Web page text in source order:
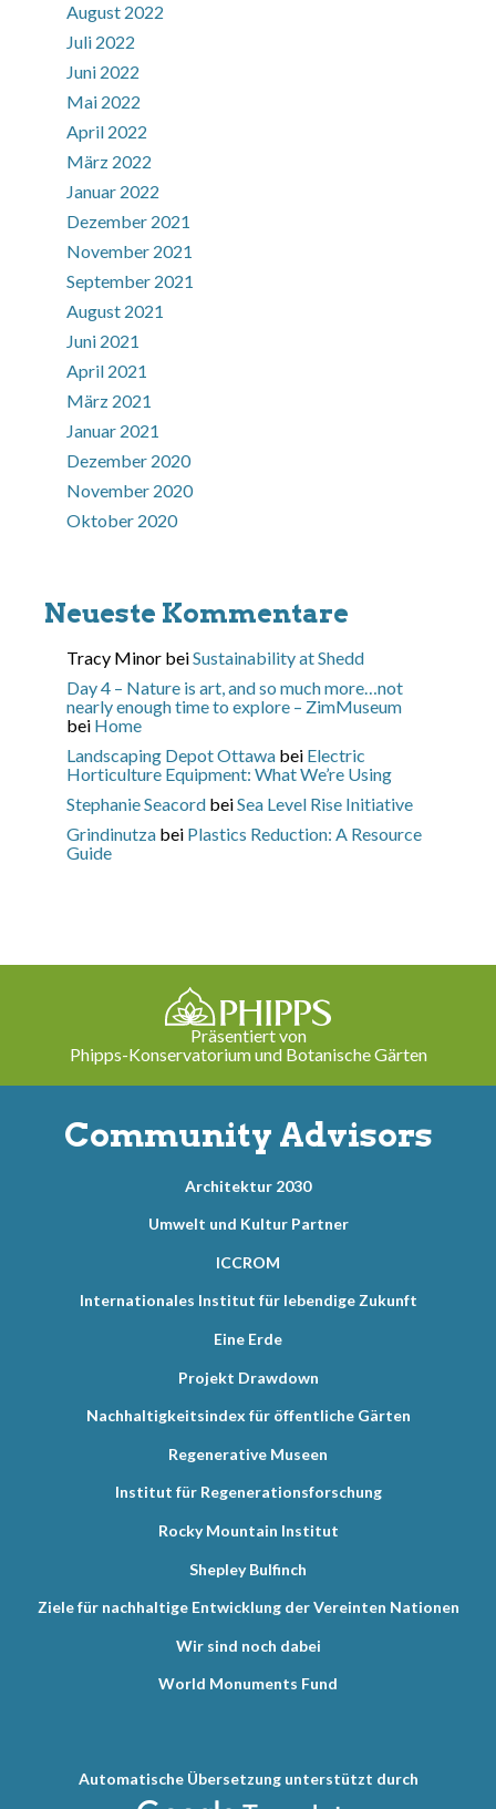
August 2022
Juli 2022
Juni 2022
Mai 2022
April 2022
März 2022
Januar 2022
Dezember 2021
November 2021
September 2021
August 2021
Juni 2021
April 2021
März 2021
Januar 2021
Dezember 2020
November 2020
Oktober 2020
Neueste Kommentare
Tracy Minor beiSustainability at Shedd
Day 4 – Nature is art, and so much more…not
nearly enough time to explore – ZimMuseum
bei Home
Landscaping Depot Ottawa bei Electric
Horticulture Equipment: What We’re Using
Stephanie Seacord beiSea Level Rise Initiative
Grindinutza bei Plastics Reduction: A Resource
Guide
Präsentiert von
Phipps-Konservatorium und Botanische Gärten
Community Advisors
Architektur 2030
Umwelt und Kultur Partner
ICCROM
Internationales Institut für lebendige Zukunft
Eine Erde
Projekt Drawdown
Nachhaltigkeitsindex für öffentliche Gärten
Regenerative Museen
Institut für Regenerationsforschung
Rocky Mountain Institut
Shepley Bulfinch
Ziele für nachhaltige Entwicklung der Vereinten Nationen
Wir sind noch dabei
World Monuments Fund
Automatische Übersetzung unterstützt durch